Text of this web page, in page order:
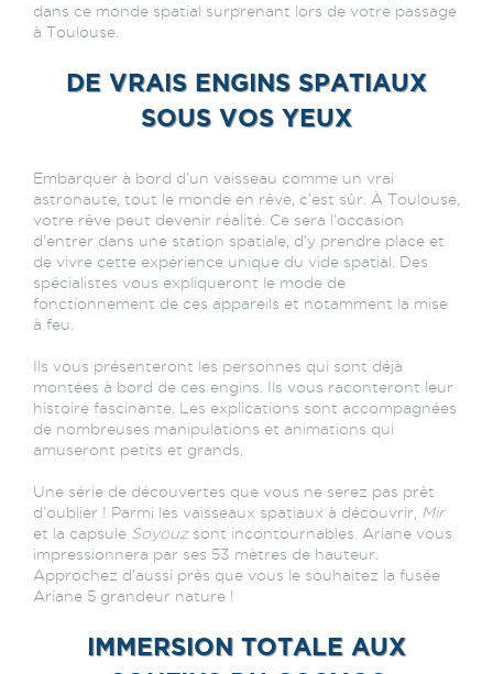
dans ce monde spatial surprenant lors de votre passage
à Toulouse.
DE VRAIS ENGINS SPATIAUX
SOUS VOS YEUX
Embarquer à bord d’un vaisseau comme un vrai
astronaute, tout le monde en rêve, c’est sûr. À Toulouse,
votre rêve peut devenir réalité. Ce sera l’occasion
d’entrer dans une station spatiale, d’y prendre place et
de vivre cette expérience unique du vide spatial. Des
spécialistes vous expliqueront le mode de
fonctionnement de ces appareils et notamment la mise
à feu.
Ils vous présenteront les personnes qui sont déjà
montées à bord de ces engins. Ils vous raconteront leur
histoire fascinante. Les explications sont accompagnées
de nombreuses manipulations et animations qui
amuseront petits et grands.
Une série de découvertes que vous ne serez pas prêt
d’oublier ! Parmi les vaisseaux spatiaux à découvrir,
Mir
et la capsule Soyouz sont incontournables. Ariane vous
impressionnera par ses 53 mètres de hauteur.
Approchez d’aussi près que vous le souhaitez la fusée
Ariane 5 grandeur nature !
IMMERSION TOTALE AUX